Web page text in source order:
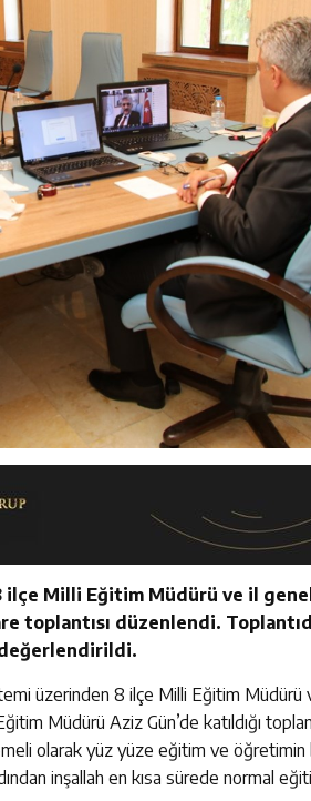
ilçe Milli Eğitim Müdürü ve il
toplantısı düzenlendi.
üzerinden 8 ilçe Milli Eğitim Müdürü
Müdürü Aziz Gün’de katıldığı
olarak yüz yüze eğitim ve öğretimin
inşallah en kısa sürede normal